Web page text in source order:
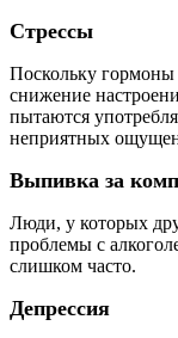
Стрессы
Поскольку гормоны
снижение
пытаются
неприятных
Выпивка за
Люди, у которых
проблемы с
слишком часто.
Депрессия